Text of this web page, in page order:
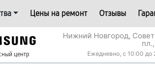
Цены на ремонт Отзывы
центр
Нижний Новгород,
Ежедневно, с 10:00 до